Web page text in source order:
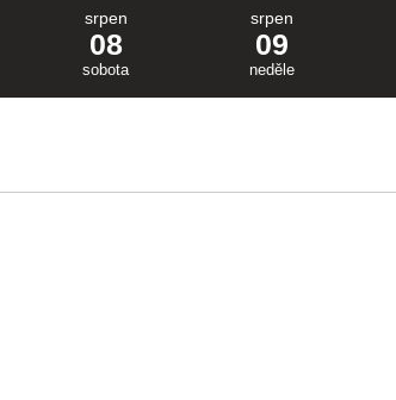
srpen
08
sobota
srpen
09
neděle